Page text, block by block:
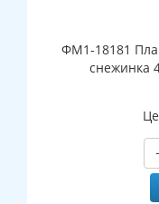
ФМ1-18181
снежинка